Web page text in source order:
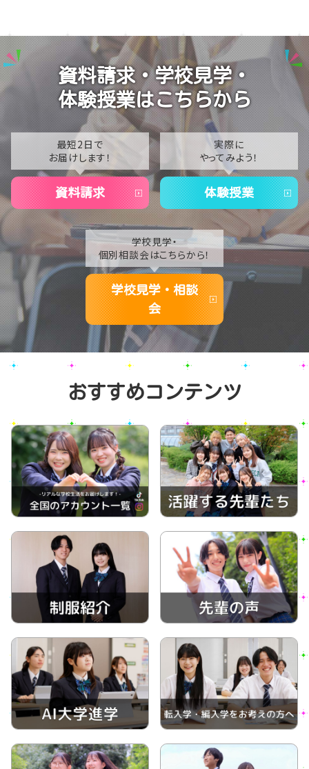
演技の授業風景
Vtuberという表現を学ぶ
2025
2024
2023
2021
2020
資料請求・学校見学・
体験授業はこちらから
最短2日で
お届けします！
資料請求
実際に
やってみよう！
体験授業
学校見学・
個別相談会はこちらから！
学校見学・相談
会
おすすめコンテンツ